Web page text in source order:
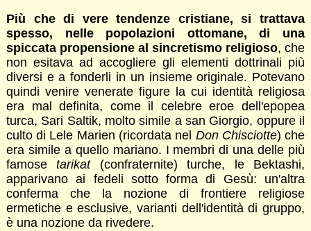
Più che di vere tendenze cristiane, si trattava
spesso, nelle popolazioni ottomane, di una
spiccata propensione al sincretismo religioso, che
non esitava ad accogliere gli elementi dottrinali più
diversi e a fonderli in un insieme originale. Potevano
quindi venire venerate figure la cui identità religiosa
era mal definita, come il celebre eroe dell'epopea
turca, Sari Saltik, molto simile a san Giorgio, oppure il
culto di Lele Marien (ricordata nel Don Chisciotte) che
era simile a quello mariano. I membri di una delle più
famosetarikat(confraternite) turche, le Bektashi,
apparivano ai fedeli sotto forma di Gesù: un'altra
conferma che la nozione di frontiere religiose
ermetiche e esclusive, varianti dell'identità di gruppo,
è una nozione da rivedere.